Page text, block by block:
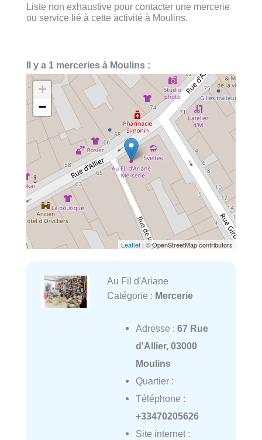
Liste non exhaustive pour contacter une mercerie
ou service lié à cette activité à Moulins.
Il y a 1 merceries à Moulins :
+
−
Leaflet | © OpenStreetMap contributors
Au Fil d'Ariane
Catégorie : Mercerie
Adresse : 67 Rue
d'Allier, 03000
Moulins
Quartier :
Téléphone :
+33470205626
Site internet :